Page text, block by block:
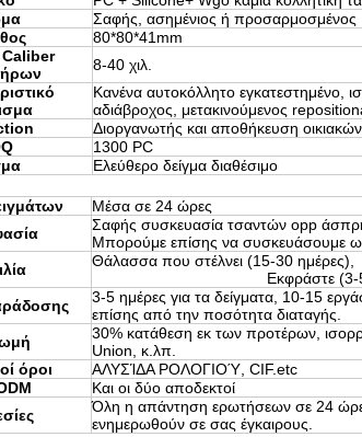
Σαφής, ασημένιος ή προσαρμοσμένος
80*80*41mm
8-40 χιλ.
Κανένα αυτοκόλλητο εγκατεστημένο,
αδιάβροχος, μετακινούμενος
Διοργανωτής και αποθήκευση
1300 PC
Ελεύθερο δείγμα διαθέσιμο
Μέσα σε 24 ώρες
Σαφής συσκευασία τσαντών opp
Μπορούμε επίσης να συσκευάσουμε
Θάλασσα που στέλνει (15-30
Εκφράστε (3-5 ημέρες
3-5 ημέρες για τα δείγματα, 10-15
επίσης από την ποσότητα διαταγής.
30% κατάθεση εκ των προτέρων,
Union, κ.λπ.
όροι
ΑΛΥΣΊΔΑ ΡΟΛΟΓΙΟΎ, CIF.etc
Και οι δύο αποδεκτοί
Όλη η απάντηση ερωτήσεων σε 24
ενημερωθούν σε σας έγκαιρους.